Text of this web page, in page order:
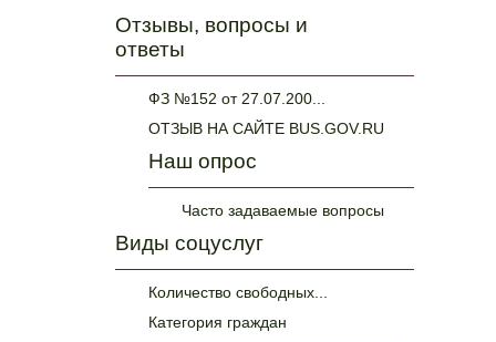
Отзывы, вопросы и
ответы
ФЗ №152 от 27.07.200...
ОТЗЫВ НА САЙТЕ BUS.GOV.RU
Наш опрос
Часто задаваемые вопросы
Виды соцуслуг
Количество свободных...
Категория граждан